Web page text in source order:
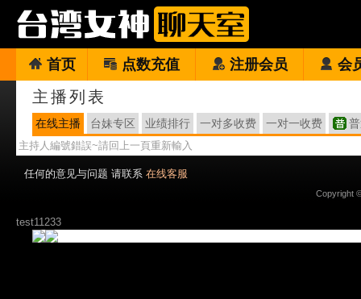
首页 点数充值 注册会员 会
主播列表
在线主播 台妹专区 业绩排行 一对多收费 一对一收费
主持人編號錯誤~請回上一頁重新輸入
任何的意见与问题 请联系 在线客服
Copyright
test11233